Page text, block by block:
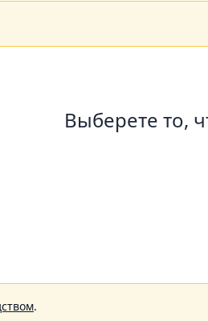
Выберете то,
.